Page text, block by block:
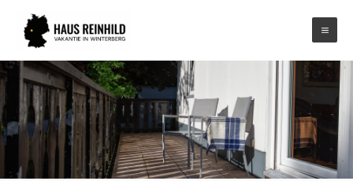
inhoud
Prijzen